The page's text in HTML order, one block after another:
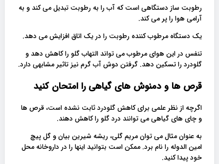
رطوبت ساز دستگاهی است که آب را به رطوبت تبدیل می کند و به
آرامی هوا را پر می کند.
یک دستگاه مرطوب کننده رطوبت را در یک اتاق افزایش می دهد.
تنفس در این هوای مرطوب می تواند التهاب گلو را کاهش دهد و
گلودرد را تسکین دهد. گرفتن دوش آب گرم نیز تاثیر مشابهی دارد.
قرص ها و دمنوش های گیاهی را امتحان کنید
اگرچه از نظر علمی برای کاهش گلودرد ثابت نشده است، قرص ها
و چای های گیاهی می توانند درد گلو را کاهش دهند.
به عنوان مثال می توان مریم گلی، ریشه شیرین بیان و گل پیچ
امین الدوله را نام برد. ممکن است بتوانید اینها را در داروخانه محل
خود پیدا کنید.